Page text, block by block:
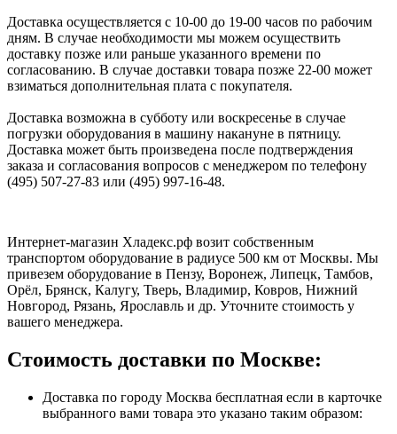
Доставка осуществляется с 10-00 до 19-00 часов по рабочим
дням. В случае необходимости мы можем осуществить
доставку позже или раньше указанного времени по
согласованию. В случае доставки товара позже 22-00 может
взиматься дополнительная плата с покупателя.
Доставка возможна в субботу или воскресенье в случае
погрузки оборудования в машину накануне в пятницу.
Доставка может быть произведена после подтверждения
заказа и согласования вопросов с менеджером по телефону
(495) 507-27-83 или (495) 997-16-48.
Интернет-магазин Хладекс.рф возит собственным
транспортом оборудование в радиусе 500 км от Москвы. Мы
привезем оборудование в Пензу, Воронеж, Липецк, Тамбов,
Орёл, Брянск, Калугу, Тверь, Владимир, Ковров, Нижний
Новгород, Рязань, Ярославль и др. Уточните стоимость у
вашего менеджера.
Стоимость доставки по Москве:
Доставка по городу Москва бесплатная если в карточке
выбранного вами товара это указано таким образом: